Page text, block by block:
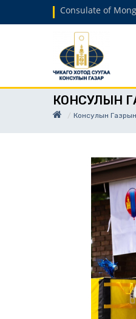
Consulate of
КОНСУЛЫН
Консулын